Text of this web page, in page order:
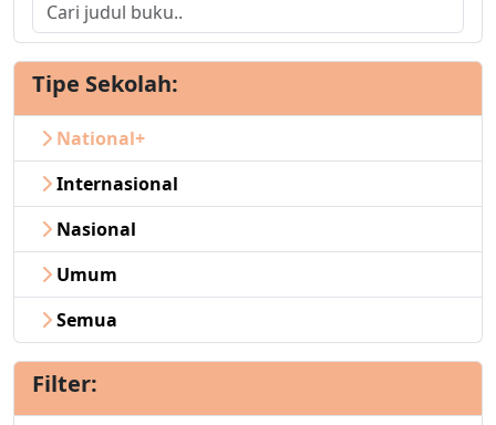
Tipe Sekolah:
National+
Internasional
Nasional
Umum
Semua
Filter: